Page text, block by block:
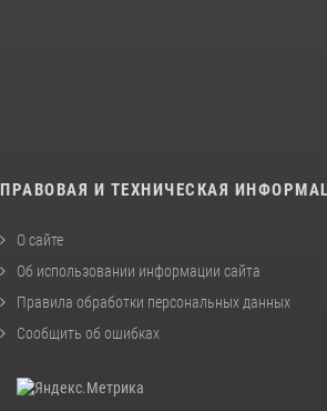
ПРАВОВАЯ И ТЕХНИЧЕСКАЯ
О сайте
Об использовании информации сайта
Правила обработки персональных данных
Сообщить об ошибках